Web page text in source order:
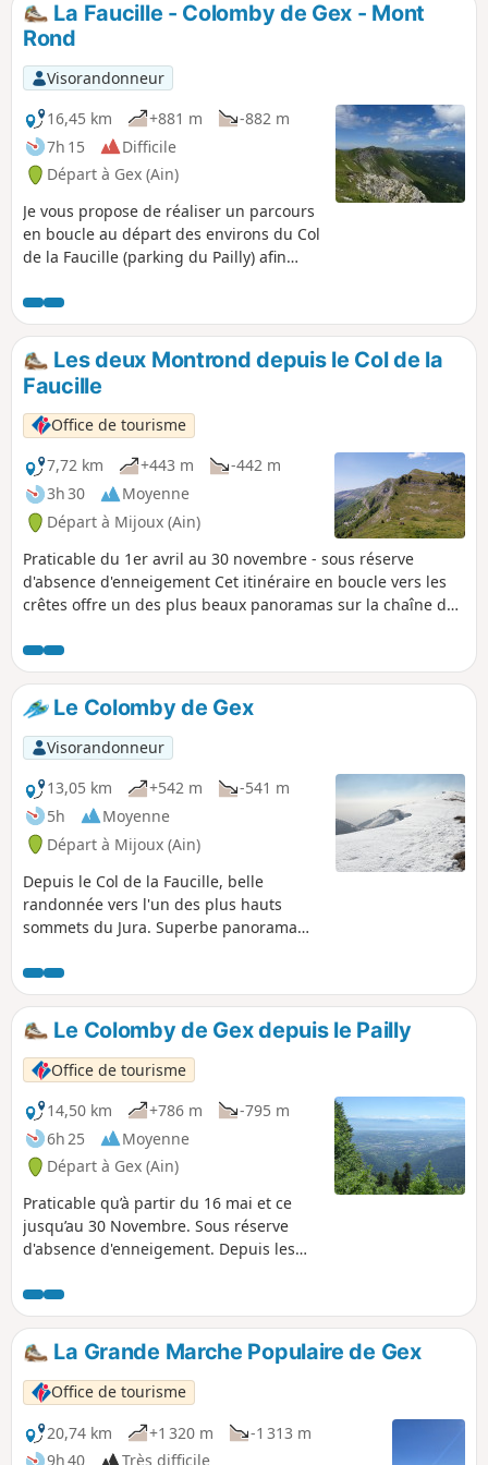
p
La Faucille - Colomby de Gex - Mont
Rond
Visorandonneur
16,45 km
+881 m
-882 m
7h 15
Difficile
Départ à Gex (Ain)
Je vous propose de réaliser un parcours
en boucle au départ des environs du Col
de la Faucille (parking du Pailly) afin
tracé évolue sous les Monts Jura et au
retour sur ses crêtes avec une
succession de montées et
descentes.Certaines parties du parcours
sont situées en zones de quiétude de la
faune sauvage et il ne sera ainsi pas
possible de le parcourir du 15/12 au
15/05 (à lire ci-dessous).
Les deux Montrond depuis le Col de la
Faucille
Office de tourisme
7,72 km
+443 m
-442 m
3h 30
Moyenne
Départ à Mijoux (Ain)
Praticable du 1er avril au 30 novembre - sous réserve
d'absence d'enneigement Cet itinéraire en boucle vers les
crêtes offre un des plus beaux panoramas sur la chaîne des
lémanique et le Jura.
Le Colomby de Gex
Visorandonneur
13,05 km
+542 m
-541 m
5h
Moyenne
Départ à Mijoux (Ain)
Depuis le Col de la Faucille, belle
randonnée vers l'un des plus hauts
sommets du Jura. Superbe panorama
Le Colomby de Gex depuis le Pailly
Office de tourisme
14,50 km
+786 m
-795 m
6h 25
Moyenne
Départ à Gex (Ain)
Praticable qu’à partir du 16 mai et ce
jusqu’au 30 Novembre. Sous réserve
d'absence d'enneigement. Depuis les
Léman et les Alpes avant de plonger
dans le cirque de Branveau. Cet
itinéraire sur la Haute Chaîne du Jura
promet une immersion dans un décor
insolite, sauvage et préservé. Après
avoir atteint l’alpage du Crozat, puis le
sommet du Colomby de Gex à 1688 m, la
descente s'amorce par le cirque de
La Grande Marche Populaire de Gex
Office de tourisme
20,74 km
+1 320 m
-1 313 m
9h 40
Très difficile